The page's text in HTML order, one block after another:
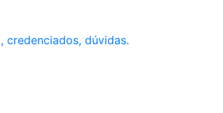
credenciados, dúvidas.